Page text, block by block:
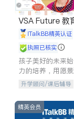
VSA Future 教
iTalkBB精英认证
执照已核实
孩子美好的未来
力的培养，用愿
的学习潜力和动力
拥有成长型心态是
石。
升学顾问/课后辅导
精英会员